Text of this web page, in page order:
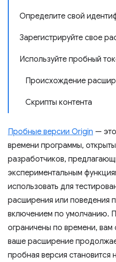
Определите свой
Зарегистрируйте свое
Используйте пробный
Происхождение
Скрипты контента
Пробные версии Origin —
времени программы,
разработчиков,
экспериментальным
использовать для
расширения или поведения
включением по умолчанию.
ограничены по времени, вам
ваше расширение
пробная версия становится